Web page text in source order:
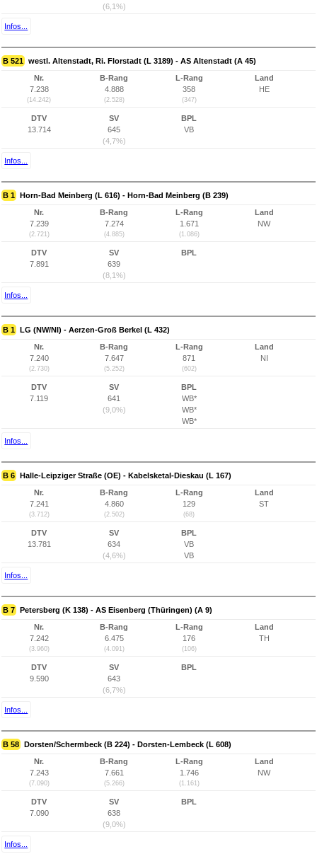
(6,1%)
Infos...
B 521 westl. Altenstadt, Ri. Florstadt (L 3189) - AS Altenstadt (A 45)
Nr.
7.238
(14.242)
B-Rang
4.888
(2.528)
L-Rang
358
(347)
Land
HE
DTV
13.714
SV
645
(4,7%)
BPL
VB
Infos...
B 1 Horn-Bad Meinberg (L 616) - Horn-Bad Meinberg (B 239)
Nr.
7.239
(2.721)
B-Rang
7.274
(4.885)
L-Rang
1.671
(1.086)
Land
NW
DTV
7.891
SV
639
(8,1%)
BPL
Infos...
B 1 LG (NW/NI) - Aerzen-Groß Berkel (L 432)
Nr.
7.240
(2.730)
B-Rang
7.647
(5.252)
L-Rang
871
(602)
Land
NI
DTV
7.119
SV
641
(9,0%)
BPL
WB*
WB*
WB*
Infos...
B 6 Halle-Leipziger Straße (OE) - Kabelsketal-Dieskau (L 167)
Nr.
7.241
(3.712)
B-Rang
4.860
(2.502)
L-Rang
129
(68)
Land
ST
DTV
13.781
SV
634
(4,6%)
BPL
VB
VB
Infos...
B 7 Petersberg (K 138) - AS Eisenberg (Thüringen) (A 9)
Nr.
7.242
(3.960)
B-Rang
6.475
(4.091)
L-Rang
176
(106)
Land
TH
DTV
9.590
SV
643
(6,7%)
BPL
Infos...
B 58 Dorsten/Schermbeck (B 224) - Dorsten-Lembeck (L 608)
Nr.
7.243
(7.090)
B-Rang
7.661
(5.266)
L-Rang
1.746
(1.161)
Land
NW
DTV
7.090
SV
638
(9,0%)
BPL
Infos...